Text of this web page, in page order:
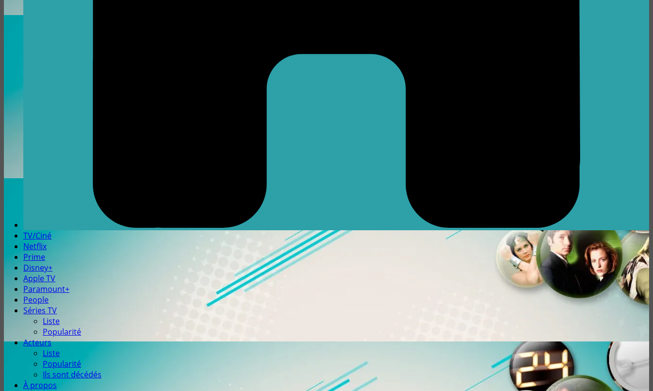
TV/Ciné
Netflix
Prime
Disney+
Apple TV
Paramount+
People
Séries TV
Liste
Popularité
Acteurs
Liste
Popularité
Ils sont décédés
À propos